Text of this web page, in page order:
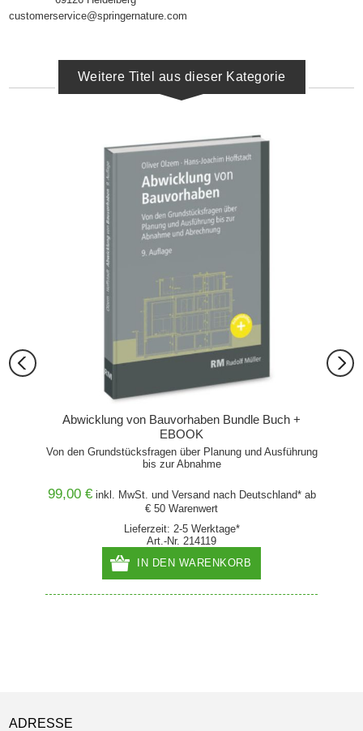
customerservice@springernature.com
Weitere Titel aus dieser Kategorie
Abwicklung von Bauvorhaben Bundle Buch +
EBOOK
Von den Grundstücksfragen über Planung und Ausführung
bis zur Abnahme
99,00 € inkl. MwSt. und Versandnach Deutschland* ab
€ 50 Warenwert
Lieferzeit: 2-5 Werktage*
Art.-Nr. 214119
IN DEN WARENKORB
ADRESSE